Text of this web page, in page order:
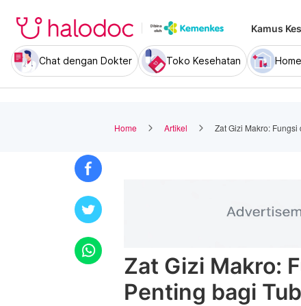
Kamus
Chat dengan Dokter Toko Kesehatan
Home Artikel Zat Gizi Makro:
Zat Gizi Makro:
Penting bagi